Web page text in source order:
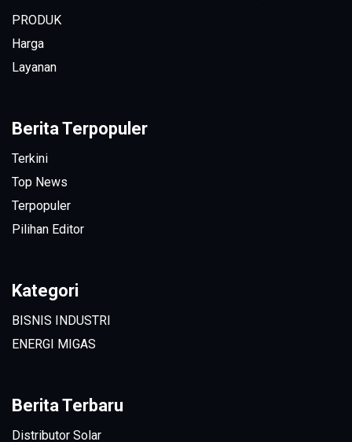
PRODUK
Harga
Layanan
Berita Terpopuler
Terkini
Top News
Terpopuler
Pilihan Editor
Kategori
BISNIS INDUSTRI
ENERGI MIGAS
Berita Terbaru
Distributor Solar